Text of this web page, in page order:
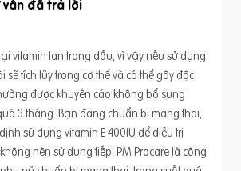
vitamin tan trong dầu, vì vậy nếu sử dụng
sẽ tích lũy trong cơ thể và có thể gây độc
được khuyến cáo không bổ sung
3 tháng. Bạn đang chuẩn bị mang thai,
sử dụng vitamin E 400IU để điều trị
nên sử dụng tiếp. PM Procare là công